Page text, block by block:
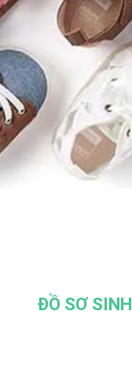
ĐỒ SƠ SINH